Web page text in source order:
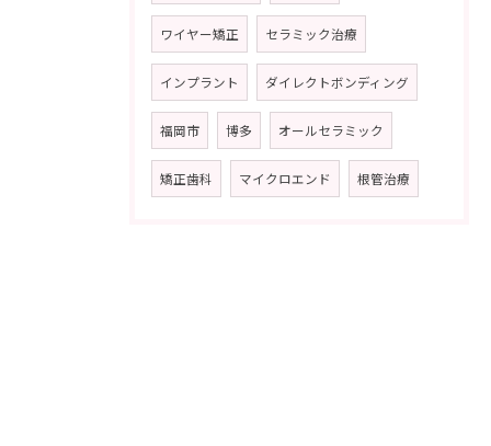
ワイヤー矯正 セラミック治療
インプラント ダイレクトボンディング
福岡市 博多 オールセラミック
矯正歯科 マイクロエンド 根管治療